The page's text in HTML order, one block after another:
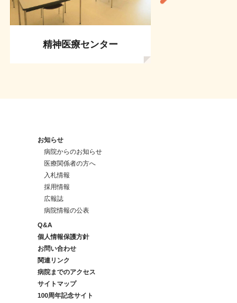
精神医療センター
お知らせ
病院からのお知らせ
医療関係者の方へ
入札情報
採用情報
広報誌
病院情報の公表
Q&A
個人情報保護方針
お問い合わせ
関連リンク
病院までのアクセス
サイトマップ
100周年記念サイト